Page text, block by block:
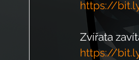
https://
Zvířata
https://